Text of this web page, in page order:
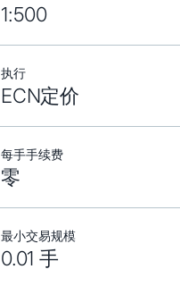
1:500
执行
ECN定价
每手手续费
零
最小交易规模
0.01 手